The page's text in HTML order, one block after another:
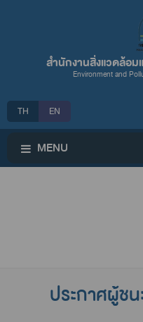
สำนักงานสิ่งแวดล้อ
Environment and
TH EN
MENU
ประกาศผู้ช